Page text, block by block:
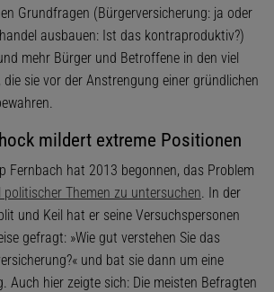
Grundfragen (Bürgerversicherung: ja oder
ausbauen: Ist das kontraproduktiv?)
mehr Bürger und Betroffene in den viel
sie vor der Anstrengung einer gründlichen
mildert extreme Positionen
Fernbach hat 2013 begonnen, das Problem
politischer Themen zu untersuchen. In der
und Keil hat er seine Versuchspersonen
gefragt: »Wie gut verstehen Sie das
und bat sie dann um eine
Auch hier zeigte sich: Die meisten Befragten